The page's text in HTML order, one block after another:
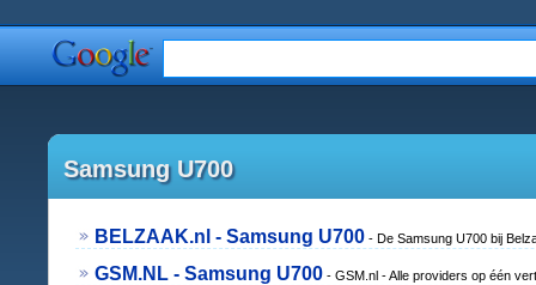
Samsung U700
BELZAAK.nl - Samsung U700 - De Samsung U700 bij
GSM.NL - Samsung U700 - GSM.nl - Alle providers op één